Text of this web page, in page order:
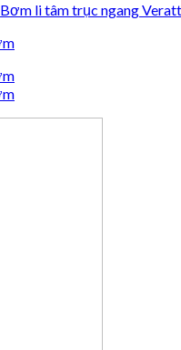
Bơm li tâm trục ngang